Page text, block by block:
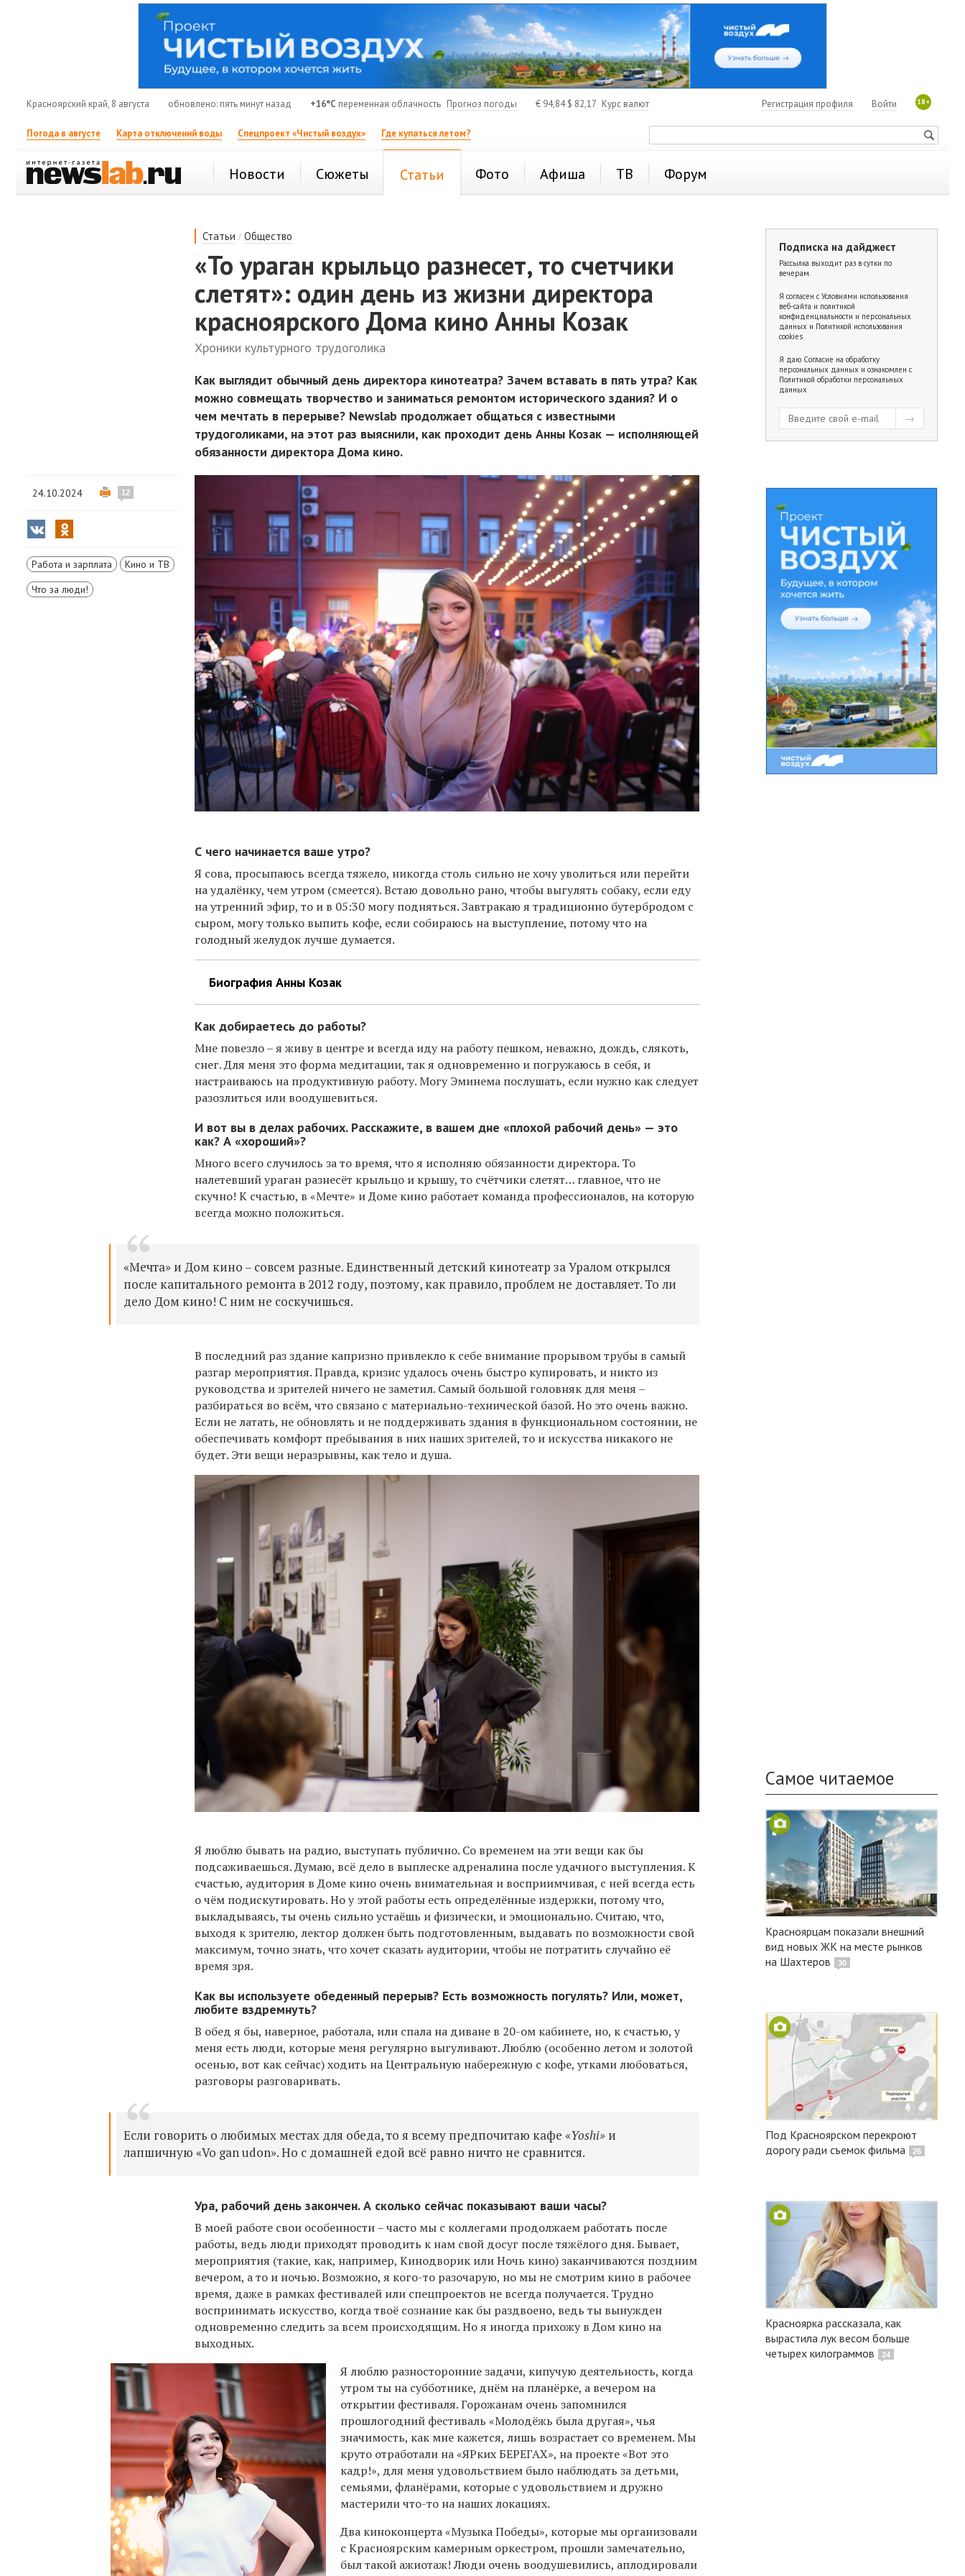
Красноярский край, 8 августа обновлено: пять минут назад +16°C переменная облачность Прогноз погоды € 94,84$ 82,17 Курс валют 18+
Войти
Регистрация профиля
Погода в августе Карта отключений воды Спецпроект «Чистый воздух» Где купаться летом?
Новости Сюжеты Статьи Фото Афиша ТВ Форум
Статьи /Общество
«То ураган крыльцо разнесет, то счетчики
слетят»: один день из жизни директора
красноярского Дома кино Анны Козак
Хроники культурного трудоголика
Как выглядит обычный день директора кинотеатра? Зачем вставать в пять утра? Как
можно совмещать творчество и заниматься ремонтом исторического здания? И о
чем мечтать в перерыве? Newslab продолжает общаться с известными
трудоголиками, на этот раз выяснили, как проходит день Анны Козак — исполняющей
обязанности директора Дома кино.
24.10.2024 12
Работа и зарплата
Кино и ТВ
Что за люди!
С чего начинается ваше утро?
Я сова, просыпаюсь всегда тяжело, никогда столь сильно не хочу уволиться или перейти
на удалёнку, чем утром (смеется). Встаю довольно рано, чтобы выгулять собаку, если еду
на утренний эфир, то и в 05:30 могу подняться. Завтракаю я традиционно бутербродом с
сыром, могу только выпить кофе, если собираюсь на выступление, потому что на
голодный желудок лучше думается.
Биография Анны Козак
Как добираетесь до работы?
Мне повезло – я живу в центре и всегда иду на работу пешком, неважно, дождь, слякоть,
снег. Для меня это форма медитации, так я одновременно и погружаюсь в себя, и
настраиваюсь на продуктивную работу. Могу Эминема послушать, если нужно как следует
разозлиться или воодушевиться.
И вот вы в делах рабочих. Расскажите, в вашем дне«плохой рабочий день» — это
как? А«хороший»?
Много всего случилось за то время, что я исполняю обязанности директора. То
налетевший ураган разнесёт крыльцо и крышу, то счётчики слетят… главное, что не
скучно! К счастью, в «Мечте» и Доме кино работает команда профессионалов, на которую
всегда можно положиться.
«Мечта» и Дом кино – совсем разные. Единственный детский кинотеатр за Уралом открылся
после капитального ремонта в 2012 году, поэтому, как правило, проблем не доставляет. То ли
дело Дом кино! С ним не соскучишься.
В последний раз здание капризно привлекло к себе внимание прорывом трубы в самый
разгар мероприятия. Правда, кризис удалось очень быстро купировать, и никто из
руководства и зрителей ничего не заметил. Самый большой головняк для меня –
разбираться во всём, что связано с материально-технической базой. Но это очень важно.
Если не латать, не обновлять и не поддерживать здания в функциональном состоянии, не
обеспечивать комфорт пребывания в них наших зрителей, то и искусства никакого не
будет. Эти вещи неразрывны, как тело и душа.
Я люблю бывать на радио, выступать публично. Со временем на эти вещи как бы
подсаживаешься. Думаю, всё дело в выплеске адреналина после удачного выступления. К
счастью, аудитория в Доме кино очень внимательная и восприимчивая, с ней всегда есть
о чём подискутировать. Но у этой работы есть определённые издержки, потому что,
выкладываясь, ты очень сильно устаёшь и физически, и эмоционально. Считаю, что,
выходя к зрителю, лектор должен быть подготовленным, выдавать по возможности свой
максимум, точно знать, что хочет сказать аудитории, чтобы не потратить случайно её
время зря.
Как вы используете обеденный перерыв? Есть возможность погулять? Или, может,
любите вздремнуть?
В обед я бы, наверное, работала, или спала на диване в 20-ом кабинете, но, к счастью, у
меня есть люди, которые меня регулярно выгуливают. Люблю (особенно летом и золотой
осенью, вот как сейчас) ходить на Центральную набережную с кофе, утками любоваться,
разговоры разговаривать.
Если говорить о любимых местах для обеда, то я всему предпочитаю кафе «Yoshi» и
лапшичную «Vo gan udon». Но с домашней едой всё равно ничто не сравнится.
Ура, рабочий день закончен. А сколько сейчас показывают ваши часы?
В моей работе свои особенности – часто мы с коллегами продолжаем работать после
работы, ведь люди приходят проводить к нам свой досуг после тяжёлого дня. Бывает,
мероприятия (такие, как, например, Кинодворик или Ночь кино) заканчиваются поздним
вечером, а то и ночью. Возможно, я кого-то разочарую, но мы не смотрим кино в рабочее
время, даже в рамках фестивалей или спецпроектов не всегда получается. Трудно
воспринимать искусство, когда твоё сознание как бы раздвоено, ведь ты вынужден
одновременно следить за всем происходящим. Но я иногда прихожу в Дом кино на
выходных.
Я люблю разносторонние задачи, кипучую деятельность, когда
утром ты на субботнике, днём на планёрке, а вечером на
открытии фестиваля. Горожанам очень запомнился
прошлогодний фестиваль «Молодёжь была другая», чья
значимость, как мне кажется, лишь возрастает со временем. Мы
круто отработали на «ЯРких БЕРЕГАХ», на проекте «Вот это
кадр!», для меня удовольствием было наблюдать за детьми,
семьями, фланёрами, которые с удовольствием и дружно
мастерили что-то на наших локациях.
Два киноконцерта «Музыка Победы», которые мы организовали
с Красноярским камерным оркестром, прошли замечательно,
был такой ажиотаж! Люди очень воодушевились, аплодировали
Подписка на дайджест
Рассылка выходит раз в сутки по
вечерам.
Я согласен с Условиями использования
веб-сайта и политикой
конфиденциальности и персональных
данных и Политикой использования
cookies
Я даю Согласие на обработку
персональных данных и ознакомлен с
Политикой обработки персональных
данных
Самое читаемое
Красноярцам показали внешний
вид новых ЖК на месте рынков
на Шахтеров
30
Под Красноярском перекроют
дорогу ради съемок фильма
26
Красноярка рассказала, как
вырастила лук весом больше
четырех килограммов
24